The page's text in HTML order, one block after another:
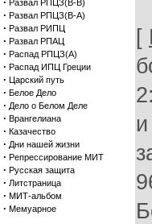
Развал РПЦЗ(В-В)
· Развал РПЦЗ(В-А)
· Развал РИПЦ
· Развал РПАЦ
· Распад РПЦЗ(А)
· Распад ИПЦ Греции
· Царский путь
· Белое Дело
· Дело о Белом Деле
· Врангелиана
· Казачество
· Дни нашей жизни
· Репрессирование МИТ
· Русская защита
· Литстраница
· МИТ-альбом
· Мемуарное
[